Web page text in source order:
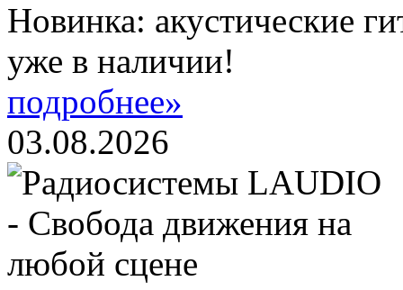
Новинка: акустические
уже в наличии!
подробнее»
03.08.2026